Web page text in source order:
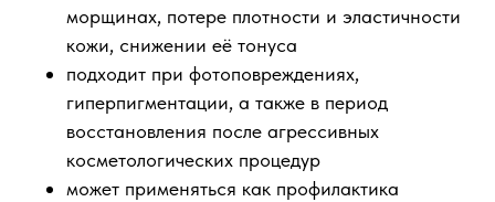
морщинах, потере плотности и эластичности
кожи, снижении её тонуса
подходит при фотоповреждениях,
гиперпигментации, а также в период
восстановления после агрессивных
косметологических процедур
может применяться как профилактика